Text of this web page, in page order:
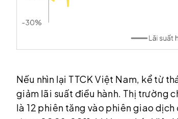
Nếu nhìn lại TTCK Việt Nam, kể từ
giảm lãi suất điều hành. Thị trường
là 12 phiên tăng vào phiên giao